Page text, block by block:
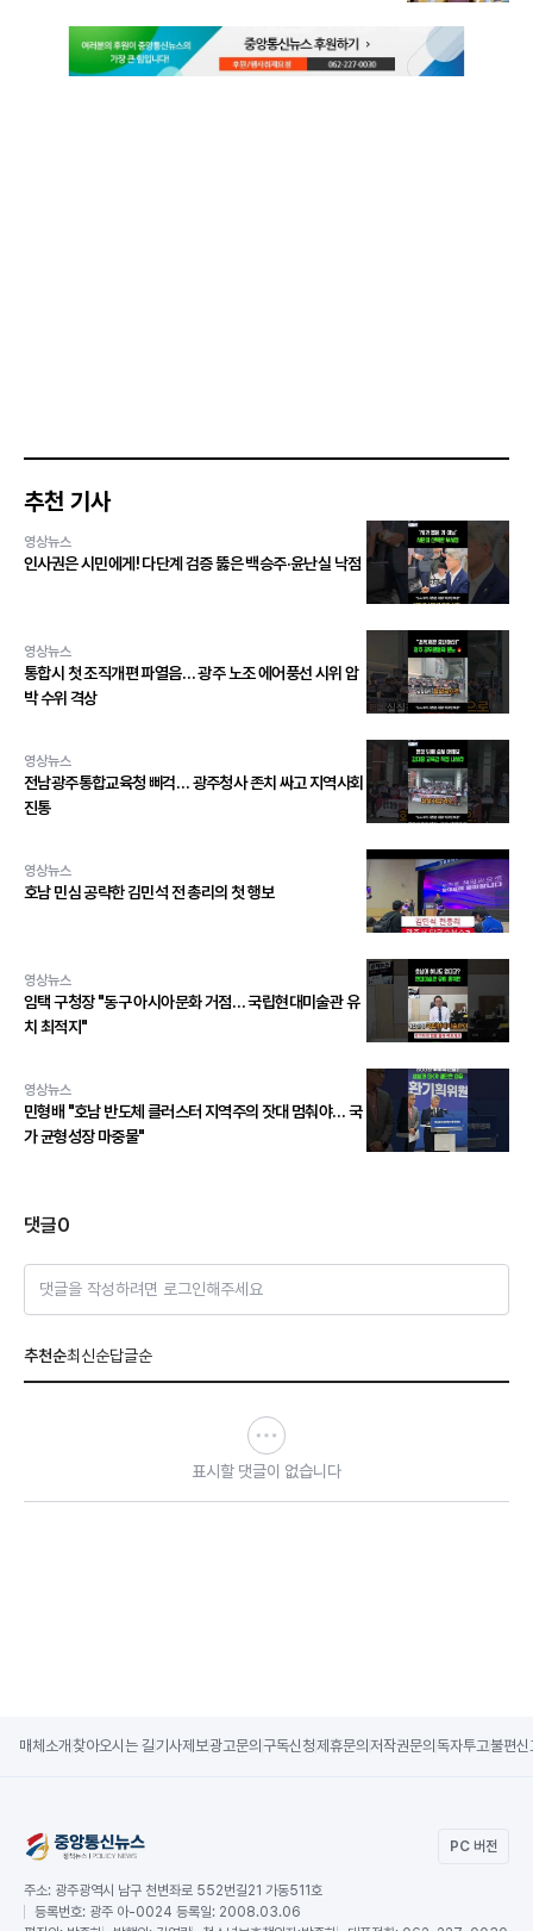
추천 기사
영상뉴스
인사권은 시민에게! 다단계 검증 뚫은 백승주·윤난실 낙점
영상뉴스
통합시 첫 조직개편 파열음… 광주 노조 에어풍선 시위 압
박 수위 격상
영상뉴스
전남광주통합교육청 삐걱… 광주청사 존치 싸고 지역사회
진통
영상뉴스
호남 민심 공략한 김민석 전 총리의 첫 행보
영상뉴스
임택 구청장 "동구 아시아문화 거점… 국립현대미술관 유
치 최적지"
영상뉴스
민형배 "호남 반도체 클러스터 지역주의 잣대 멈춰야… 국
가 균형성장 마중물"
댓글0
댓글을 작성하려면 로그인해주세요
추천순최신순답글순
표시할 댓글이 없습니다
매체소개 찾아오시는 길기사제보광고문의 구독신청제휴문의 저작권문의 독자투고불편신
PC 버전
주소: 광주광역시 남구 천변좌로 552번길21 가동511호
등록번호: 광주 아-0024 등록일: 2008.03.06